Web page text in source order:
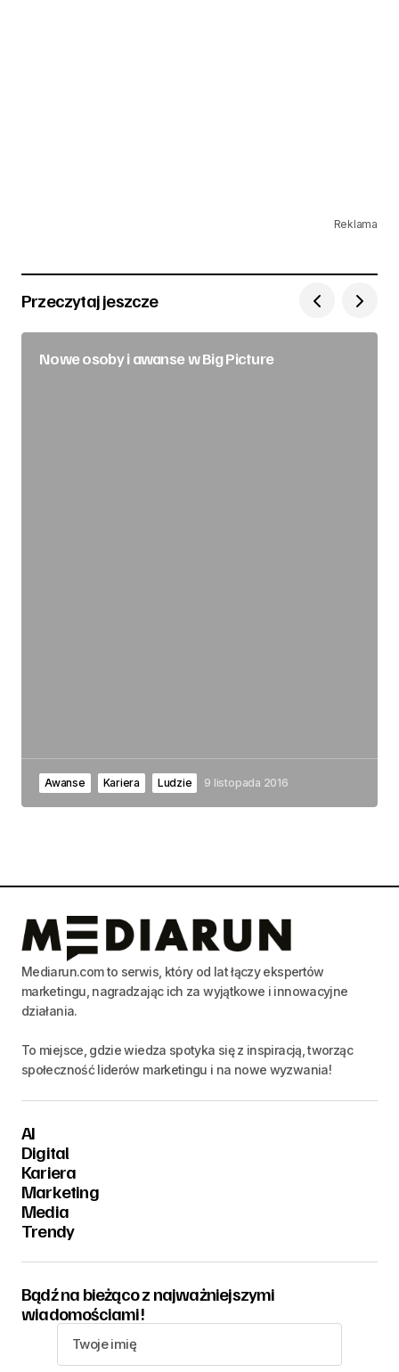
Reklama
Przeczytaj jeszcze
Nowe osoby i awanse w Big Picture
Awanse Kariera Ludzie 9 listopada 2016
Mediarun.com to serwis, który od lat łączy ekspertów
marketingu, nagradzając ich za wyjątkowe i innowacyjne
działania.
To miejsce, gdzie wiedza spotyka się z inspiracją, tworząc
społeczność liderów marketingu i na nowe wyzwania!
AI
Digital
Kariera
Marketing
Media
Trendy
Bądź na bieżąco z najważniejszymi
wiadomościami!